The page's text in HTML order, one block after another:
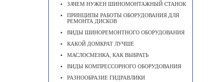
ЗАЧЕМ НУЖЕН ШИНОМОНТАЖНЫЙ СТАНОК
ПРИНЦИПЫ РАБОТЫ ОБОРУДОВАНИЯ ДЛЯ
РЕМОНТА ДИСКОВ
ВИДЫ ШИНОРЕМОНТНОГО ОБОРУДОВАНИЯ
КАКОЙ ДОМКРАТ ЛУЧШЕ
МАСЛОСМЕНКА, КАК ВЫБРАТЬ
ВИДЫ КОМПРЕССОРНОГО ОБОРУДОВАНИЯ
РАЗНООБРАЗИЕ ГИДРАВЛИКИ